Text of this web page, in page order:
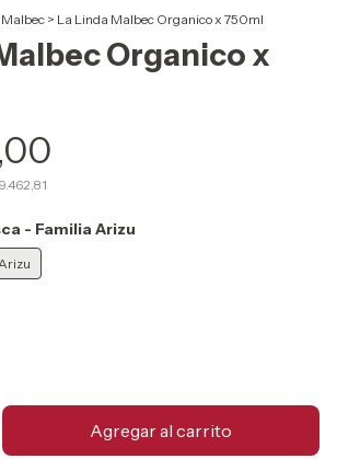
Malbec > La Linda Malbec Organico x 750ml
Organico x
- Familia Arizu